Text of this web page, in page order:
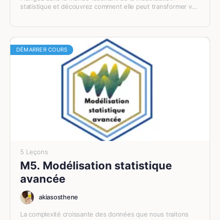
statistique et découvrez comment elle peut transformer vos
Au fil de 6leçons enrichissantes, nous aborderons :
Acquérir une compréhension approfondie des principes
de la modélisation statistique
être capable de choisir la technique appropriée en
fonction du problème à résoudre
Appliquer ces techniques à des cas concrets avec R.
DÉMARRER COURS
5 Leçons
M5. Modélisation statistique
avancée
akiasosthene
La complexité croissante des données que nous traitons